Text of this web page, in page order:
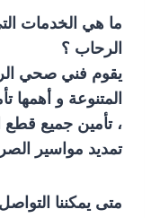
ما هي الخدمات
الرحاب ؟
يقوم فني صحي
المتنوعة و أهمها
، تأمين جميع قطع
تمديد مواسير
متى يمكننا